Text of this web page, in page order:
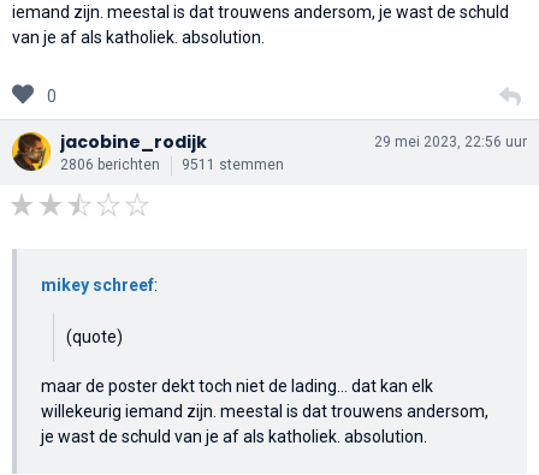
iemand zijn. meestal is dat trouwens andersom, je wast de schuld
van je af als katholiek. absolution.
0
jacobine_rodijk
2806 berichten 9511 stemmen
29 mei 2023, 22:56 uur
mikey schreef:
(quote)
maar de poster dekt toch niet de lading... dat kan elk
willekeurig iemand zijn. meestal is dat trouwens andersom,
je wast de schuld van je af als katholiek. absolution.